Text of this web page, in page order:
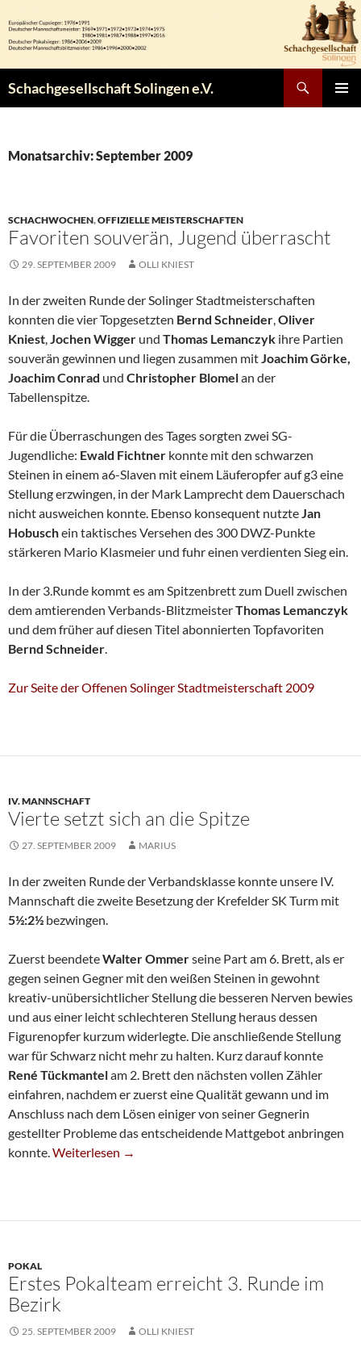
Inhalt
springen
Schachgesellschaft Solingen e.V.
Monatsarchiv: September 2009
SCHACHWOCHEN,OFFIZIELLE MEISTERSCHAFTEN
Favoriten souverän, Jugend überrascht
29. SEPTEMBER 2009 OLLI KNIEST
In der zweiten Runde der Solinger Stadtmeisterschaften
konnten die vier Topgesetzten Bernd Schneider,Oliver
Kniest,Jochen Wigger und Thomas Lemanczyk ihre Partien
souverän gewinnen und liegen zusammen mitJoachim Görke,
Joachim Conrad und Christopher Blomelan der
Tabellenspitze.
Für die Überraschungen des Tages sorgten zwei SG-
Jugendliche: Ewald Fichtner konnte mit den schwarzen
Steinen in einem a6-Slaven mit einem Läuferopfer auf g3 eine
Stellung erzwingen, in der Mark Lamprecht dem Dauerschach
nicht ausweichen konnte. Ebenso konsequent nutzteJan
Hobuschein taktisches Versehen des 300 DWZ-Punkte
stärkeren Mario Klasmeier und fuhr einen verdienten Sieg ein.
In der 3.Runde kommt es am Spitzenbrett zum Duell zwischen
dem amtierenden Verbands-BlitzmeisterThomas Lemanczyk
und dem früher auf diesen Titel abonnierten Topfavoriten
Bernd Schneider.
Zur Seite der Offenen Solinger Stadtmeisterschaft 2009
IV. MANNSCHAFT
Vierte setzt sich an die Spitze
27. SEPTEMBER 2009 MARIUS
In der zweiten Runde der Verbandsklasse konnte unsere IV.
Mannschaft die zweite Besetzung der Krefelder SK Turm mit
5½:2½ bezwingen.
Zuerst beendeteWalter Ommerseine Part am 6. Brett, als er
gegen seinen Gegner mit den weißen Steinen in gewohnt
kreativ-unübersichtlicher Stellung die besseren Nerven bewies
und aus einer leicht schlechteren Stellung heraus dessen
Figurenopfer kurzum widerlegte. Die anschließende Stellung
war für Schwarz nicht mehr zu halten. Kurz darauf konnte
René Tückmantelam 2. Brett den nächsten vollen Zähler
einfahren, nachdem er zuerst eine Qualität gewann und im
Anschluss nach dem Lösen einiger von seiner Gegnerin
gestellter Probleme das entscheidende Mattgebot anbringen
konnte.Vierte Setzt Sich An Die Spitze
Weiterlesen →
POKAL
Erstes Pokalteam erreicht 3. Runde im
Bezirk
25. SEPTEMBER 2009 OLLI KNIEST